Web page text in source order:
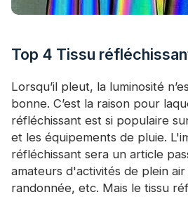
Top 4 Tissu
Lorsqu’il pleut, la luminosité
bonne. C’est la raison pour
réfléchissant est si populaire
et les équipements de pluie.
réfléchissant sera un article
amateurs d'activités de plein
randonnée, etc. Mais le tissu